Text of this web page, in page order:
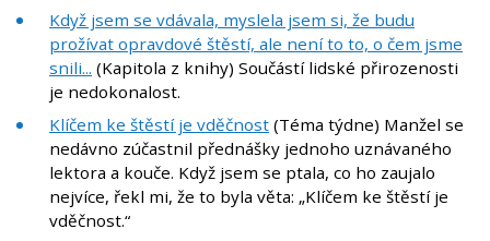
Když jsem se vdávala, myslela jsem si, že budu
prožívat opravdové štěstí, ale není to to, o čem jsme
snili... (Kapitola z knihy) Součástí lidské přirozenosti
je nedokonalost.
Klíčem ke štěstí je vděčnost (Téma týdne) Manžel se
nedávno zúčastnil přednášky jednoho uznávaného
lektora a kouče. Když jsem se ptala, co ho zaujalo
nejvíce, řekl mi, že to byla věta: „Klíčem ke štěstí je
vděčnost.“